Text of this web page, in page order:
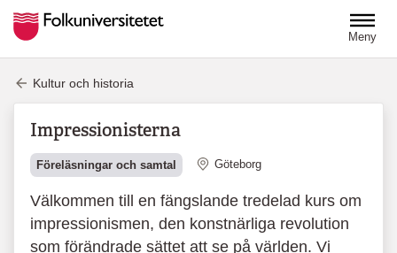
Meny
Kultur och historia
Impressionisterna
Föreläsningar och samtal Plats
Göteborg
Välkommen till en fängslande tredelad kurs om
impressionismen, den konstnärliga revolution
som förändrade sättet att se på världen. Vi